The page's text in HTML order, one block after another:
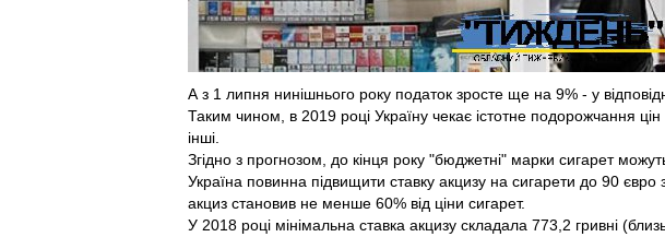
А з 1 липня нинішнього року податок зросте ще на 9% - у
Таким чином, в 2019 році Україну чекає істотне подорожчання
інші.
Згідно з прогнозом, до кінця року "бюджетні" марки сигарет
Україна повинна підвищити ставку акцизу на сигарети до 90
акциз становив не менше 60% від ціни сигарет.
У 2018 році мінімальна ставка акцизу складала 773,2 гривні